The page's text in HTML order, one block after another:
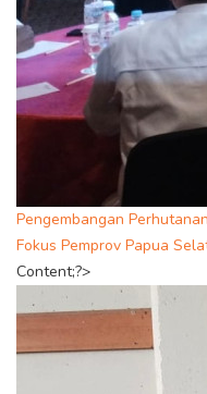
Pengembangan
Fokus Pemprov Papua
Content;?>